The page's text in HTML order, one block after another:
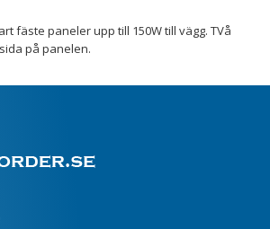
fäste paneler upp till 150W till vägg. TVå
på panelen.